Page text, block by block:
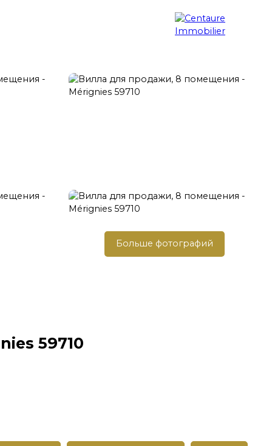
недвижимости Блог Контакт
Больше фотографий
59710